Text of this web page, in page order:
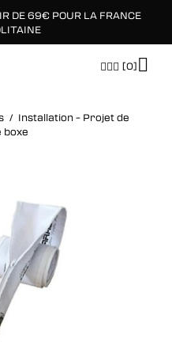
DE 69€ POUR LA FRANCE
[0]
/ Installation – Projet de
boxe